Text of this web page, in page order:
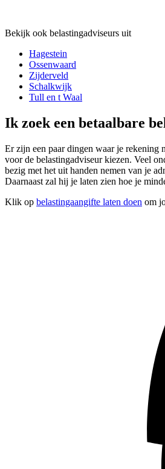
Bekijk ook belastingadviseurs uit
Hagestein
Ossenwaard
Zijderveld
Schalkwijk
Tull en t Waal
Ik zoek een betaalbare
Er zijn een paar dingen waar je rekening
voor de belastingadviseur kiezen. Veel
bezig met het uit handen nemen van je
Daarnaast zal hij je laten zien hoe je
Klik op belastingaangifte laten doen om